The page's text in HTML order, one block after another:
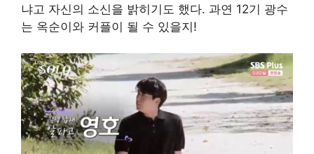
냐고 자신의 소신을 밝히기도 했다. 과연 12기 광수
는 옥순이와 커플이 될 수 있을지!